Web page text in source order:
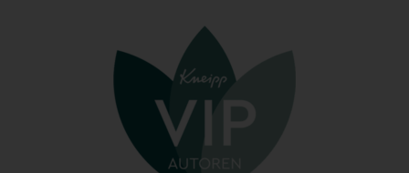
die Anpassung oder Veränderung, das Auslesen, das
Abfragen, die Verwendung, die Offenlegung durch
Übermittlung, Verbreitung oder eine andere Form der
Bereitstellung, den Abgleich oder die Verknüpfung, die
Einschränkung, das Löschen oder die Vernichtung.
d) Einschränkung der Verarbeitung